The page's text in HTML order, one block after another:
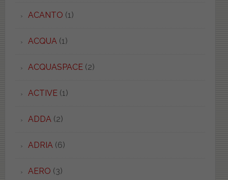
ACANTO (1)
ACQUA (1)
ACQUASPACE(2)
ACTIVE(1)
ADDA (2)
ADRIA (6)
AERO (3)